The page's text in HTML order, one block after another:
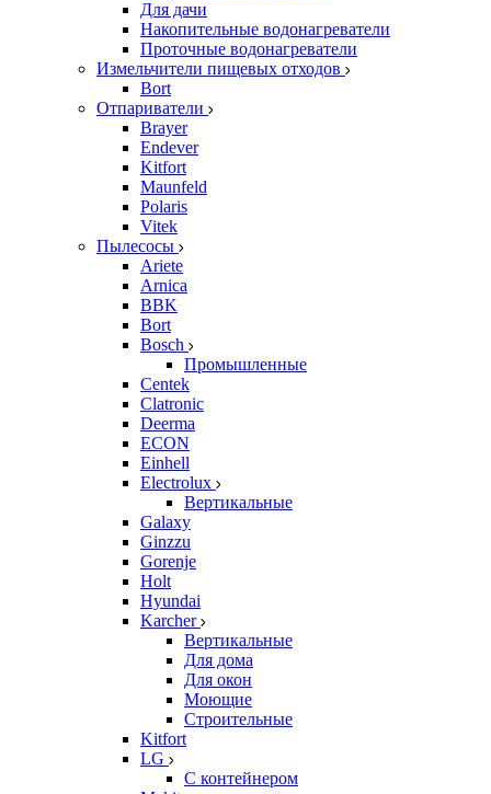
Для дачи
Накопительные водонагреватели
Проточные водонагреватели
Измельчители пищевых отходов
Bort
Отпариватели
Brayer
Endever
Kitfort
Maunfeld
Polaris
Vitek
Пылесосы
Ariete
Arnica
BBK
Bort
Bosch
Промышленные
Centek
Clatronic
Deerma
ECON
Einhell
Electrolux
Вертикальные
Galaxy
Ginzzu
Gorenje
Holt
Hyundai
Karcher
Вертикальные
Для дома
Для окон
Моющие
Строительные
Kitfort
LG
С контейнером